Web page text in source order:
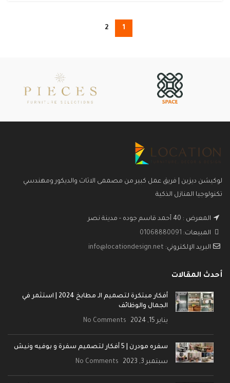
1
2
لوكيشن ديزين | فريق عمل كبير من مصممى الاثاث والديكور ومهندسي
تكنولوجيا المنازل الذكية
المعرض : 40 أحمد قاسم جوده - مدينة نصر
المبيعات: 01068880091
البريد الإلكتروني: info@locationdesign.net
أحدث المقالات
أفكار مبتكرة لتصميم الـ مطابخ 2024 | استثمر في
الجمال والوظائف
يناير 15, 2024 No Comments
سفره مودرن | 5 أفكار لتصميم سفرة و بوفيه ونيش
سبتمبر 3, 2023 No Comments